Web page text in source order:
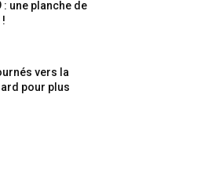
: une planche de
vers la
pour plus